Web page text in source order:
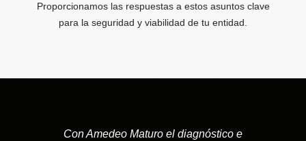
Proporcionamos las respuestas a estos asuntos clave
para la seguridad y viabilidad de tu entidad.
Con Amedeo Maturo el diagnóstico e